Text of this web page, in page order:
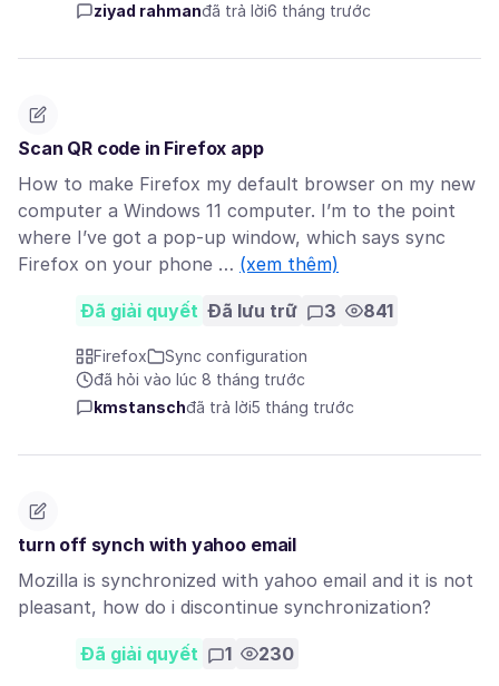
ziyad rahmanđã trả lời6 tháng trước
Scan QR code in Firefox app
How to make Firefox my default browser on my new
computer a Windows 11 computer. I’m to the point
where I’ve got a pop-up window, which says sync
Firefox on your phone … (xem thêm)
Đã giải quyết Đã lưu trữ 3 841
Firefox
Sync configuration
đã hỏi vào lúc 8 tháng trước
kmstanschđã trả lời5 tháng trước
turn off synch with yahoo email
Mozilla is synchronized with yahoo email and it is not
pleasant, how do i discontinue synchronization?
Đã giải quyết 1 230